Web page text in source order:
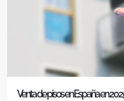
Venta de pisos en España en